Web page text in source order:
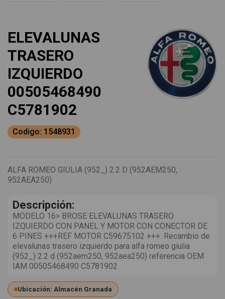
ELEVALUNAS
TRASERO
IZQUIERDO
00505468490
C5781902
Codigo: 1548931
ALFA ROMEO GIULIA (952_) 2.2 D (952AEM250,
952AEA250)
Descripción:
MODELO 16> BROSE ELEVALUNAS TRASERO
IZQUIERDO CON PANEL Y MOTOR CON CONECTOR DE
6 PINES +++REF MOTOR C59675102 +++. Recambio de
elevalunas trasero izquierdo para alfa romeo giulia
(952_) 2.2 d (952aem250, 952aea250) referencia OEM
IAM 00505468490 C5781902
Ubicación: Almacén Granada